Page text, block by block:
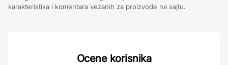
karakteristika i komentara vezanih za proizvode na sajtu.
Ocene korisnika